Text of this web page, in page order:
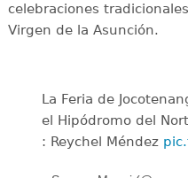
celebraciones
Virgen de la Asunción.
La Feria de
el Hipódromo del
: Reychel Méndez